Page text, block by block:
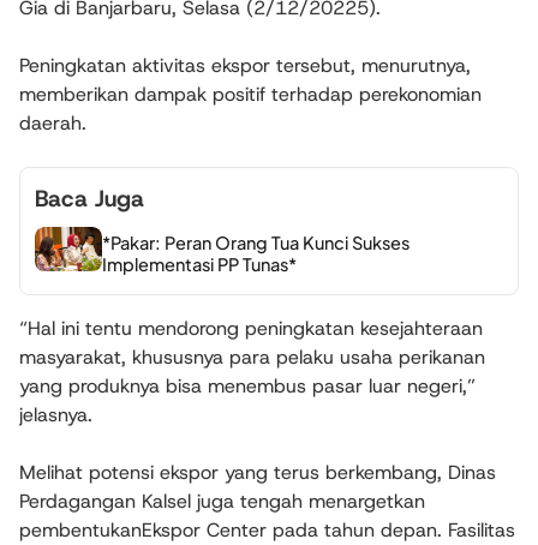
Gia di Banjarbaru, Selasa (2/12/20225).
Peningkatan aktivitas ekspor tersebut, menurutnya,
memberikan dampak positif terhadap perekonomian
daerah.
Baca Juga
*Pakar: Peran Orang Tua Kunci Sukses
Implementasi PP Tunas*
“Hal ini tentu mendorong peningkatan kesejahteraan
masyarakat, khususnya para pelaku usaha perikanan
yang produknya bisa menembus pasar luar negeri,”
jelasnya.
Melihat potensi ekspor yang terus berkembang, Dinas
Perdagangan Kalsel juga tengah menargetkan
pembentukanEkspor Center pada tahun depan. Fasilitas